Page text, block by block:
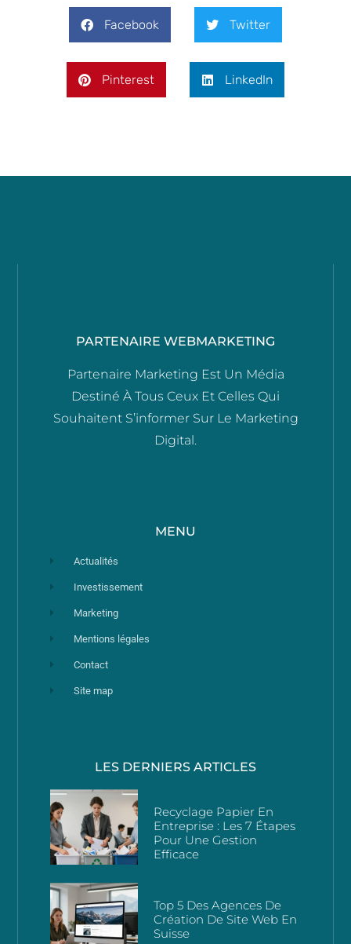
Facebook Twitter
Pinterest LinkedIn
PARTENAIRE WEBMARKETING
Partenaire Marketing Est Un Média
Destiné À Tous Ceux Et Celles Qui
Souhaitent S’informer Sur Le Marketing
Digital.
MENU
Actualités
Investissement
Marketing
Mentions légales
Contact
Site map
LES DERNIERS ARTICLES
Recyclage Papier En
Entreprise : Les 7 Étapes
Pour Une Gestion
Efficace
Top 5 Des Agences De
Création De Site Web En
Suisse